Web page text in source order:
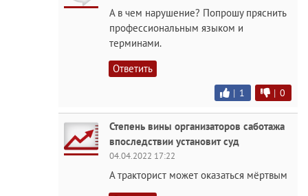
А в чем нарушение? Попрошу пряснить
профессиональным языком и
терминами.
Ответить
| 1 | 0
Степень вины организаторов саботажа
впоследствии установит суд
04.04.2022 17:22
А тракторист может оказаться мёртвым